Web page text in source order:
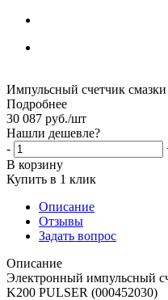
Импульсный счетчик
Подробнее
30 087 руб./шт
Нашли дешевле?
-
В корзину
Купить в 1 клик
Описание
Отзывы
Задать вопрос
Описание
Электронный импульсный
K200 PULSER (000452030)